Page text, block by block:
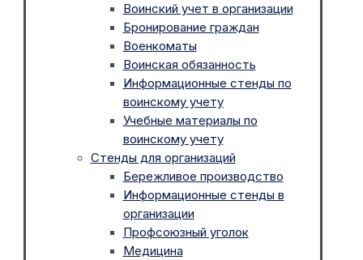
Воинский учет в организации
Бронирование граждан
Военкоматы
Воинская обязанность
Информационные стенды по
воинскому учету
Учебные материалы по
воинскому учету
Стенды для организаций
Бережливое производство
Информационные стенды в
организации
Профсоюзный уголок
Медицина